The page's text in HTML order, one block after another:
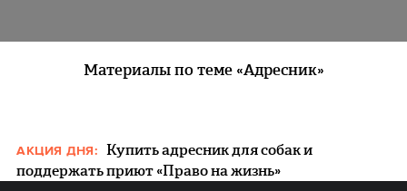
Материалы по теме «Адресник»
АКЦИЯ ДНЯ: Купить адресник для собак и
поддержать приют «Право на жизнь»